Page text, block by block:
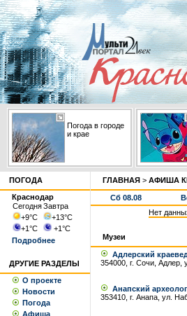
Погода в городе
и крае
ПОГОДА
Краснодар
СегодняЗавтра
+9°С +13°С
+1°С +1°С
Подробнее
ДРУГИЕ РАЗДЕЛЫ
О проекте
Новости
Погода
Афиша
ГЛАВНАЯ > АФИША
Сб 08.08
Нет
Музеи
Адлерский
354000, г. Сочи, Адлер,
Анапский
353410, г. Анапа, ул.